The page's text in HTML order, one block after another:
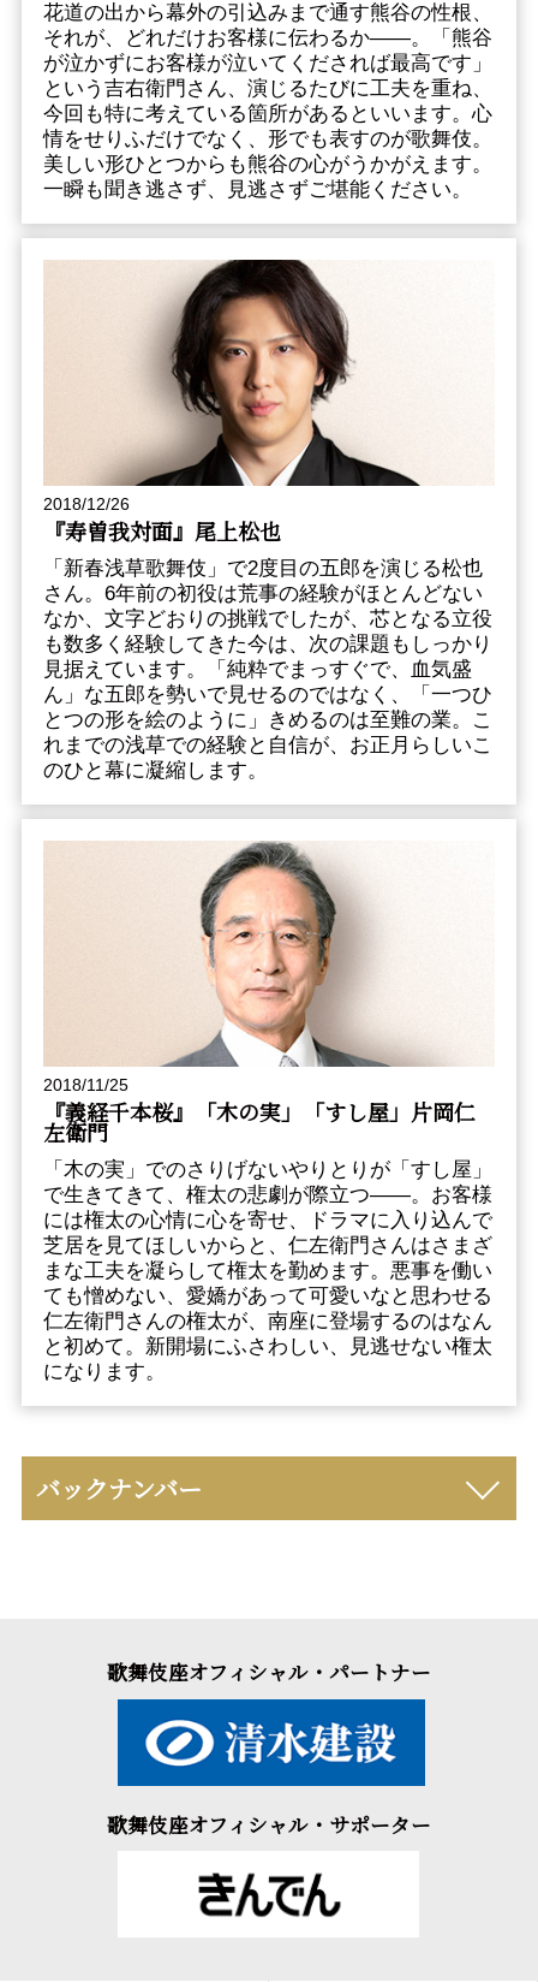
花道の出から幕外の引込みまで通す熊谷の性根、
それが、どれだけお客様に伝わるか――。「熊谷
が泣かずにお客様が泣いてくだされば最高です」
という吉右衛門さん、演じるたびに工夫を重ね、
今回も特に考えている箇所があるといいます。心
情をせりふだけでなく、形でも表すのが歌舞伎。
美しい形ひとつからも熊谷の心がうかがえます。
一瞬も聞き逃さず、見逃さずご堪能ください。
2018/12/26
『寿曽我対面』尾上松也
「新春浅草歌舞伎」で2度目の五郎を演じる松也
さん。6年前の初役は荒事の経験がほとんどない
なか、文字どおりの挑戦でしたが、芯となる立役
も数多く経験してきた今は、次の課題もしっかり
見据えています。「純粋でまっすぐで、血気盛
ん」な五郎を勢いで見せるのではなく、「一つひ
とつの形を絵のように」きめるのは至難の業。こ
れまでの浅草での経験と自信が、お正月らしいこ
のひと幕に凝縮します。
2018/11/25
『義経千本桜』「木の実」「すし屋」片岡仁
左衛門
「木の実」でのさりげないやりとりが「すし屋」
で生きてきて、権太の悲劇が際立つ――。お客様
には権太の心情に心を寄せ、ドラマに入り込んで
芝居を見てほしいからと、仁左衛門さんはさまざ
まな工夫を凝らして権太を勤めます。悪事を働い
ても憎めない、愛嬌があって可愛いなと思わせる
仁左衛門さんの権太が、南座に登場するのはなん
と初めて。新開場にふさわしい、見逃せない権太
になります。
バックナンバー
歌舞伎座オフィシャル・パートナー
歌舞伎座オフィシャル・サポーター